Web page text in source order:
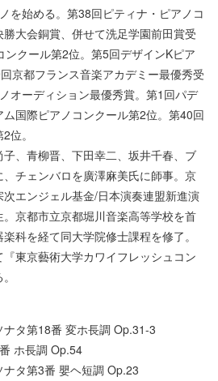
を始める。第38回ピティナ・ピアノコ
大会銅賞、併せて洗足学園前田賞受
クール第2位。第5回デザインKピア
京都フランス音楽アカデミー最優秀受
オーディション最優秀賞。第1回パデ
国際ピアノコンクール第2位。第40回
位。
、青柳晋、下田幸二、坂井千春、ブ
チェンバロを廣澤麻美氏に師事。京
エンジェル基金/日本演奏連盟新進演
京都市立京都堀川音楽高等学校を首
科を経て同大学院修士課程を修了。
東京藝術大学カワイフレッシュコン
タ第18番 変ホ長調 Op.31-3
ホ長調 Op.54
タ第3番 嬰ヘ短調 Op.23